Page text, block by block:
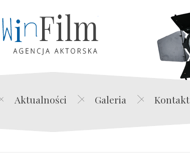
Edwin Film Agencja Aktorska
Aktualności Galeria Kontakt